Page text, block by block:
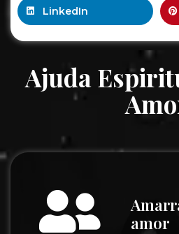
LinkedIn
Ajuda
amor